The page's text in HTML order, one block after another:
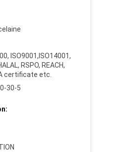
ISO9001,ISO14001,
RSPO, REACH,
certificate etc.
30-5